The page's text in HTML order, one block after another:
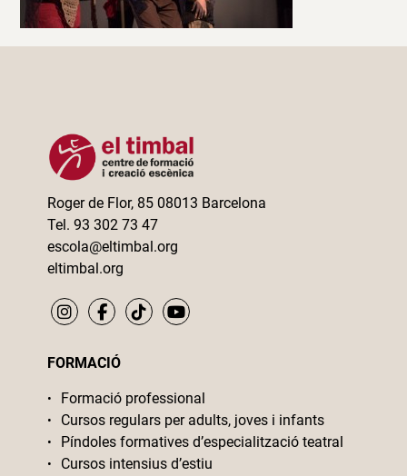
Roger de Flor, 85 08013 Barcelona
Tel. 93 302 73 47
escola@eltimbal.org
eltimbal.org
FORMACIÓ
Formació professional
Cursos regulars per adults, joves i infants
Píndoles formatives d’especialització teatral
Cursos intensius d’estiu